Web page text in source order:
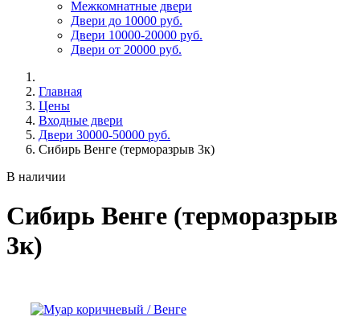
Межкомнатные двери
Двери до 10000 руб.
Двери 10000-20000 руб.
Двери от 20000 руб.
Главная
Цены
Входные двери
Двери 30000-50000 руб.
Сибирь Венге (терморазрыв 3к)
В наличии
Сибирь Венге (терморазрыв
3к)